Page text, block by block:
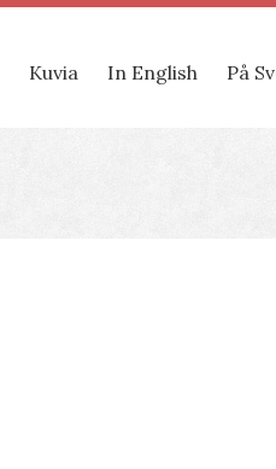
Kuvia In English På